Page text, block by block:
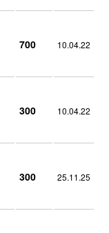
700 10.04.22
300 10.04.22
300 25.11.25